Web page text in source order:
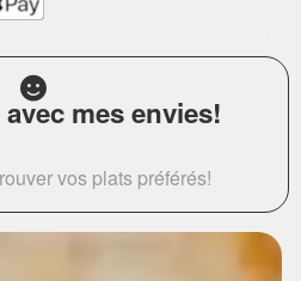
mes envies!
vos plats préférés!